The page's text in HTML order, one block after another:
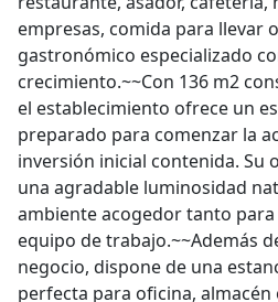
empresas, comida para llevar
gastronómico especializado
crecimiento.~~Con 136 m2
el establecimiento ofrece un
preparado para comenzar la
inversión inicial contenida. Su
una agradable luminosidad
ambiente acogedor tanto
equipo de trabajo.~~Además
negocio, dispone de una
perfecta para oficina, almacén